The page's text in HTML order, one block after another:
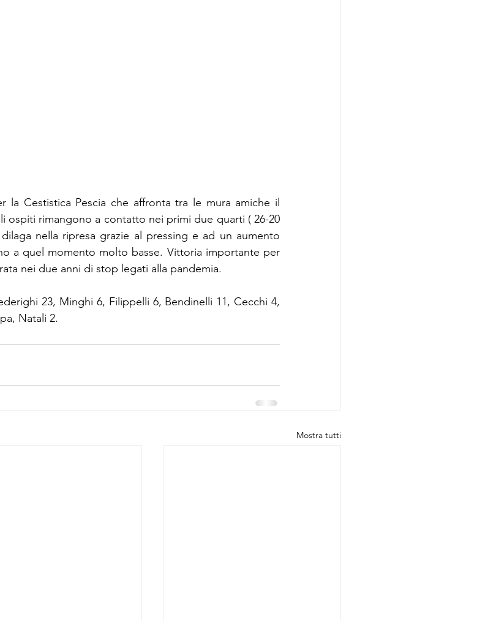
Cestistica Pescia che affronta tra le mura amiche il
ospiti rimangono a contatto nei primi due quarti ( 26-20
nella ripresa grazie al pressing e ad un aumento
a quel momento molto basse. Vittoria importante per
nei due anni di stop legati alla pandemia.
23, Minghi 6, Filippelli 6, Bendinelli 11, Cecchi 4,
Natali 2.
Mostra tutti